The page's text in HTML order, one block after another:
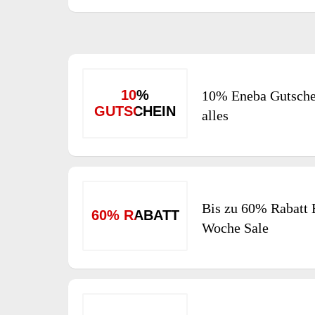
10%
GUTSCHEIN
10% Eneba
alles
60% RABATT
Bis zu 60% Rabatt
Woche Sale